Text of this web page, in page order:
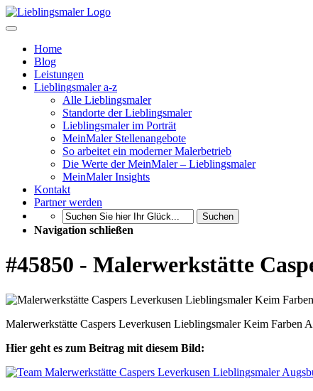
Home
Blog
Leistungen
Lieblingsmaler a-z
Alle Lieblingsmaler
Standorte der Lieblingsmaler
Lieblingsmaler im Porträt
MeinMaler Stellenangebote
So arbeitet ein moderner Malerbetrieb
Die Werte der MeinMaler – Lieblingsmaler
MeinMaler Insights
Kontakt
Partner werden
Suchen
Navigation schließen
#45850 - Malerwerkstätte
Malerwerkstätte Caspers Leverkusen Lieblingsmaler Keim Farben
Hier geht es zum Beitrag mit diesem Bild: